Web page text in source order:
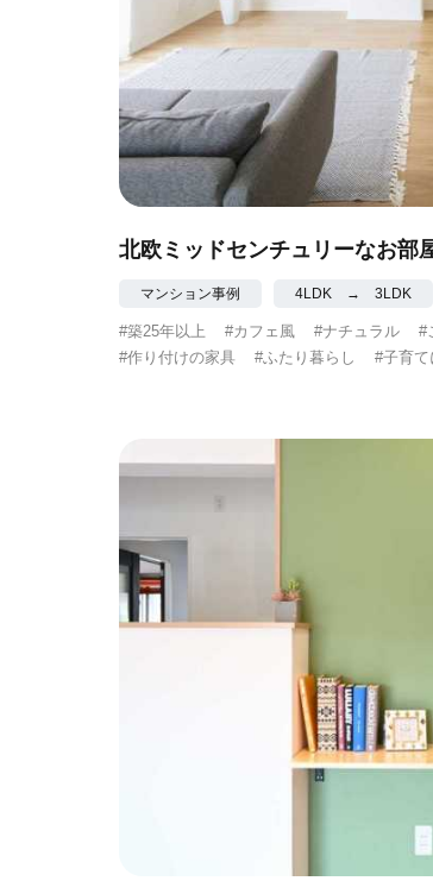
北欧ミッドセンチュリーなお部
マンション事例 4LDK → 3LDK
#築25年以上 #カフェ風 #ナチュラル #
#作り付けの家具
#ふたり暮らし #子育